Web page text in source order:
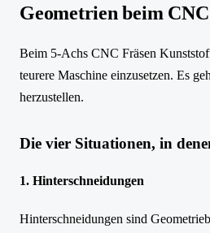
Geometrien beim
Beim 5-Achs CNC Fräsen
teurere Maschine einzusetzen. Es
herzustellen.
Die vier Situationen, in
1. Hinterschneidungen
Hinterschneidungen sind